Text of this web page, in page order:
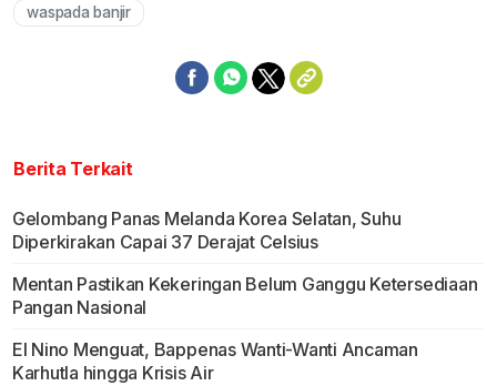
waspada banjir
Berita Terkait
Gelombang Panas Melanda Korea Selatan, Suhu
Diperkirakan Capai 37 Derajat Celsius
Mentan Pastikan Kekeringan Belum Ganggu Ketersediaan
Pangan Nasional
El Nino Menguat, Bappenas Wanti-Wanti Ancaman
Karhutla hingga Krisis Air